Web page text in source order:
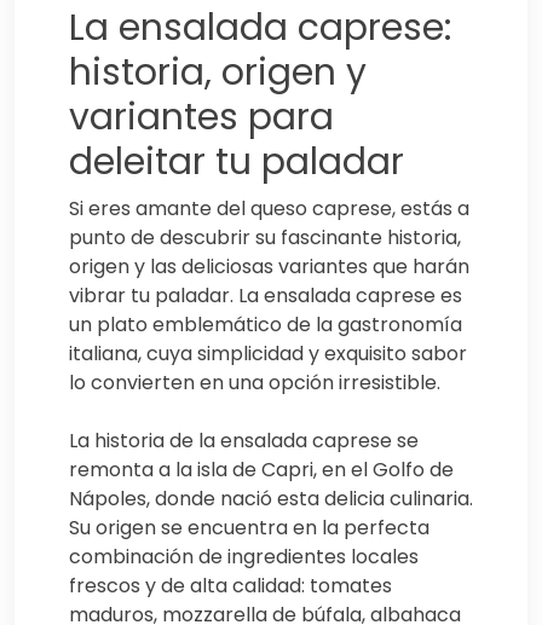
La ensalada caprese:
historia, origen y
variantes para
deleitar tu paladar
Si eres amante del queso caprese, estás a
punto de descubrir su fascinante historia,
origen y las deliciosas variantes que harán
vibrar tu paladar. La ensalada caprese es
un plato emblemático de la gastronomía
italiana, cuya simplicidad y exquisito sabor
lo convierten en una opción irresistible.
La historia de la ensalada caprese se
remonta a la isla de Capri, en el Golfo de
Nápoles, donde nació esta delicia culinaria.
Su origen se encuentra en la perfecta
combinación de ingredientes locales
frescos y de alta calidad: tomates
maduros, mozzarella de búfala, albahaca